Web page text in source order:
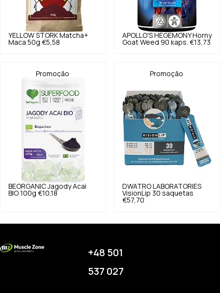
YELLOW STORK Matcha+
Maca 50g €5,58
APOLLO'S HEGEMONY Horny
Goat Weed 90 kaps. €13,73
Promoção
BEORGANIC Jagody Acai
BIO 100g €10,18
Promoção
DWATRO LABORATORIES
VisionLip 30 saquetas
€57,70
+48 501
537 027